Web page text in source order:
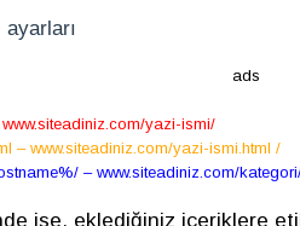
ayarları
ads
yazi-ismi/
– www.siteadiniz.com/yazi-ismi.html /
– www.siteadiniz.com/
ise, eklediğiniz içeriklere